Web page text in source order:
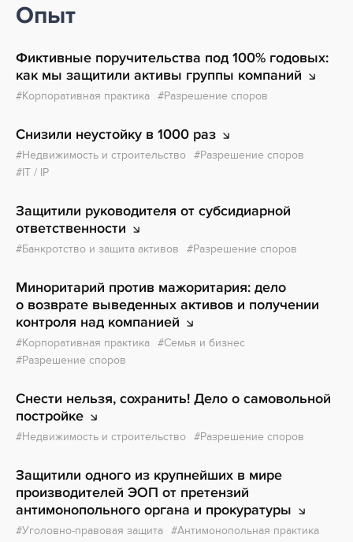
Опыт
Фиктивные поручительства под 100% годовых:
как мы защитили активы группы компаний
Корпоративная практика Разрешение споров
Снизили неустойку в 1000 раз
Недвижимость и строительство
Разрешение споров
IT / IP
Защитили руководителя от субсидиарной
ответственности
Банкротство и защита активов Разрешение споров
Миноритарий против мажоритария: дело
о возврате выведенных активов и получении
контроля над компанией
Корпоративная практика
Семья и бизнес
Разрешение споров
Снести нельзя, сохранить! Дело о самовольной
постройке
Недвижимость и строительство Разрешение споров
Защитили одного из крупнейших в мире
производителей ЭОП от претензий
антимонопольного органа и прокуратуры
Уголовно-правовая защита
Антимонопольная практика